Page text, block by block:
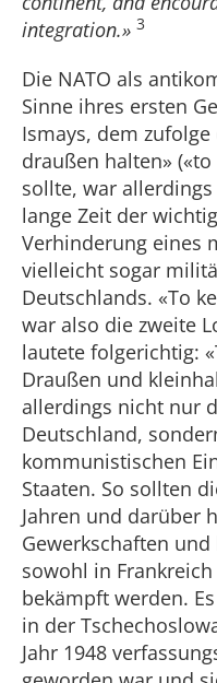
integration.» 3
Die NATO als
Sinne ihres ersten
Ismays, dem
draußen halten»
sollte, war
lange Zeit der
Verhinderung eines
vielleicht sogar
Deutschlands. «To
war also die zweite
lautete folgerichtig:
Draußen und
allerdings nicht nur
Deutschland,
kommunistischen
Staaten. So sollten
Jahren und darüber
Gewerkschaften
sowohl in
bekämpft werden.
in der
Jahr 1948